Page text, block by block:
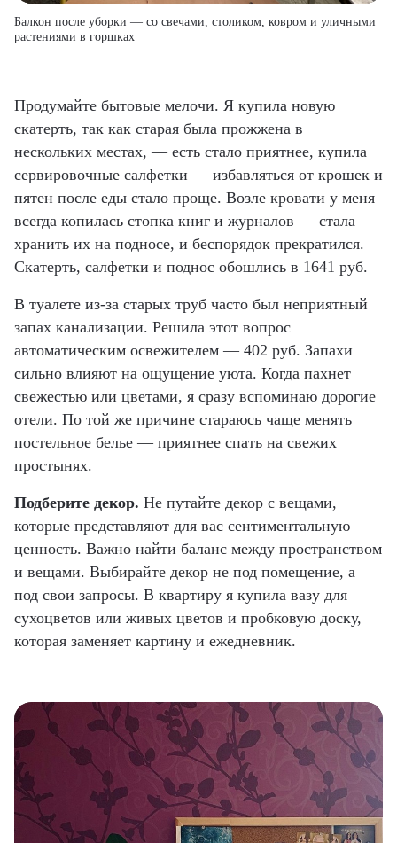
Балкон после уборки — со свечами, столиком, ковром и уличными
растениями в горшках
Продумайте бытовые мелочи. Я купила новую
скатерть, так как старая была прожжена в
нескольких местах, — есть стало приятнее, купила
сервировочные салфетки — избавляться от крошек и
пятен после еды стало проще. Возле кровати у меня
всегда копилась стопка книг и журналов — стала
хранить их на подносе, и беспорядок прекратился.
Скатерть, салфетки и поднос обошлись в 1641 руб.
В туалете из-за старых труб часто был неприятный
запах канализации. Решила этот вопрос
автоматическим освежителем — 402 руб. Запахи
сильно влияют на ощущение уюта. Когда пахнет
свежестью или цветами, я сразу вспоминаю дорогие
отели. По той же причине стараюсь чаще менять
постельное белье — приятнее спать на свежих
простынях.
Подберите декор. Не путайте декор с вещами,
которые представляют для вас сентиментальную
ценность. Важно найти баланс между пространством
и вещами. Выбирайте декор не под помещение, а
под свои запросы. В квартиру я купила вазу для
сухоцветов или живых цветов и пробковую доску,
которая заменяет картину и ежедневник.